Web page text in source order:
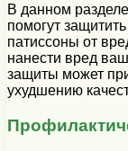
В данном
помогут
патиссоны от
нанести вред
защиты может
ухудшению